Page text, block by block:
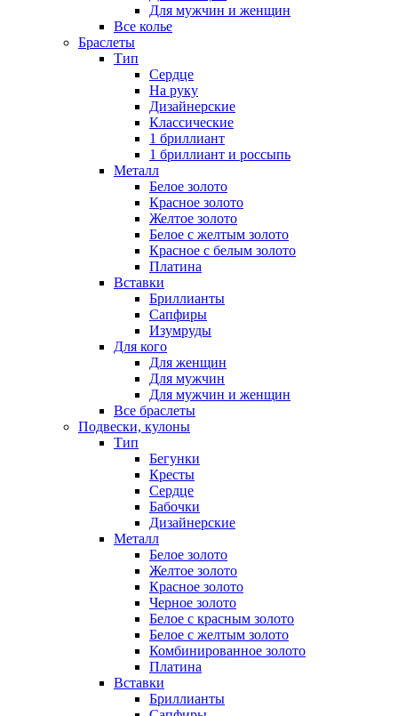
Для мужчин и женщин
Все колье
Браслеты
Тип
Сердце
На руку
Дизайнерские
Классические
1 бриллиант
1 бриллиант и россыпь
Металл
Белое золото
Красное золото
Желтое золото
Белое с желтым золото
Красное с белым золото
Платина
Вставки
Бриллианты
Сапфиры
Изумруды
Для кого
Для женщин
Для мужчин
Для мужчин и женщин
Все браслеты
Подвески, кулоны
Тип
Бегунки
Кресты
Сердце
Бабочки
Дизайнерские
Металл
Белое золото
Желтое золото
Красное золото
Черное золото
Белое с красным золото
Белое с желтым золото
Комбинированное золото
Платина
Вставки
Бриллианты